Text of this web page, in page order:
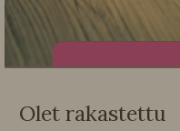
Olet rakastettu